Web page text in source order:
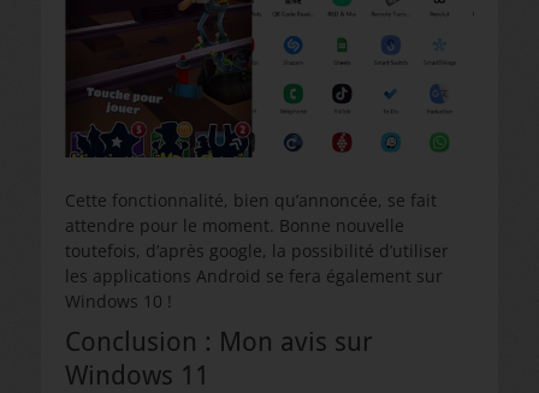
Cette fonctionnalité, bien qu’annoncée, se fait
attendre pour le moment. Bonne nouvelle
toutefois, d’après google, la possibilité d’utiliser
les applications Android se fera également sur
Windows 10 !
Conclusion : Mon avis sur
Windows 11